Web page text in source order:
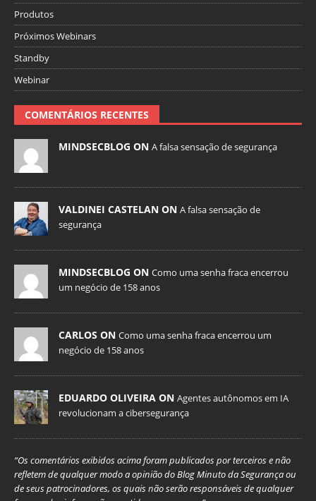
Produtos
Próximos Webinars
Standby
Webinar
COMENTÁRIOS RECENTES
MINDSECBLOG ON A falsa sensação de segurança
VALDINEI CASTELAN ON A falsa sensação de
segurança
MINDSECBLOG ON Como uma senha fraca encerrou
um negócio de 158 anos
CARLOS ON Como uma senha fraca encerrou um
negócio de 158 anos
EDUARDO OLIVEIRA ON Agentes autônomos em IA
revolucionam a cibersegurança
“Os comentários exibidos acima foram publicados por terceiros e não
refletem de qualquer modo a opinião do Blog Minuto da Segurança ou
de seus patrocinadores, os quais não serão responsáveis de qualquer